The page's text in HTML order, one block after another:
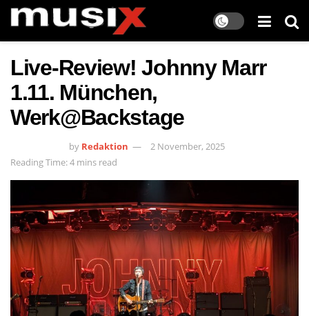
Live-Review! Johnny Marr
1.11. München,
Werk@Backstage
by Redaktion
2 November, 2025
Reading Time: 4 mins read